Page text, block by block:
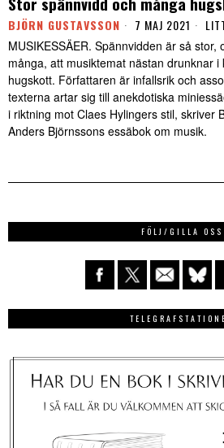
BJÖRN GUSTAVSSON 7 MAJ 2021
MUSIKESSÄER. Spännvidden är så stor,
många, att musiktemat nästan drunknar
hugskott. Författaren är infallsrik och
texterna artar sig till anekdotiska
i riktning mot Claes Hylingers stil, skriver
Anders Björnssons essäbok om musik.
FÖLJ/GILLA OSS